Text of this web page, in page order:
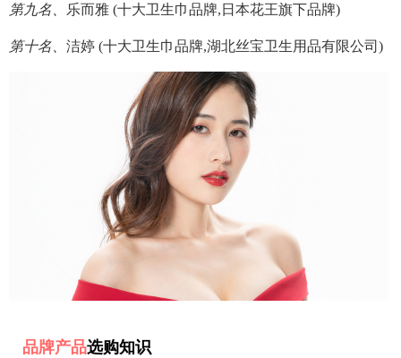
第九名、 乐而雅 (十大卫生巾品牌,日本花王旗下品牌)
第十名、 洁婷 (十大卫生巾品牌,湖北丝宝卫生用品有限公司)
品牌产品选购知识